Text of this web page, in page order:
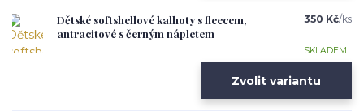
Dětské softshellové kalhoty s fleecem,
antracitové s černým nápletem
350 Kč/ks
SKLADEM
Zvolit variantu